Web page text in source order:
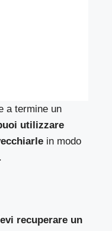
a termine un
utilizzare
in modo
recuperare un